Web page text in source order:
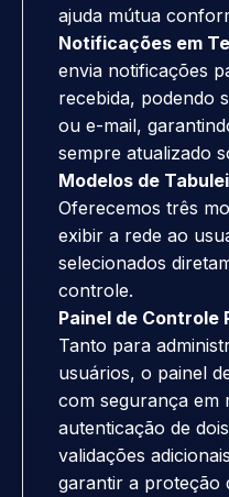
ajuda mútua
Notificações em
envia notificações
recebida, podendo
ou e-mail,
sempre atualizado
Modelos de
Oferecemos três
exibir a rede ao
selecionados
controle.
Painel de Controle
Tanto para
usuários, o painel
com segurança em
autenticação de
validações
garantir a proteção